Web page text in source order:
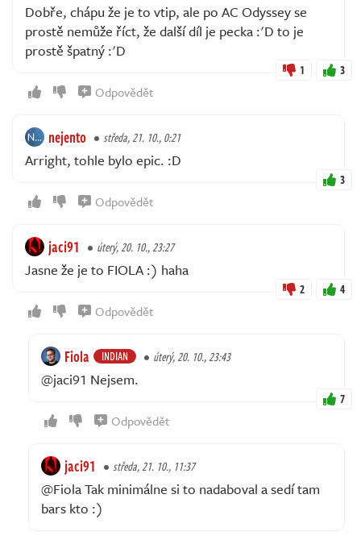
Dobře, chápu že je to vtip, ale po AC Odyssey se
prostě nemůže říct, že další díl je pecka :'D to je
prostě špatný :'D
1 3
Odpovědět
nejento středa, 21. 10., 0:21
Arright, tohle bylo epic. :D
3
Odpovědět
jaci91 úterý, 20. 10., 23:27
Jasne že je to FIOLA :) haha
2 4
Odpovědět
Fiola INDIAN úterý, 20. 10., 23:43
@jaci91 Nejsem.
7
Odpovědět
jaci91 středa, 21. 10., 11:37
@Fiola Tak minimálne si to nadaboval a sedí tam
bars kto :)